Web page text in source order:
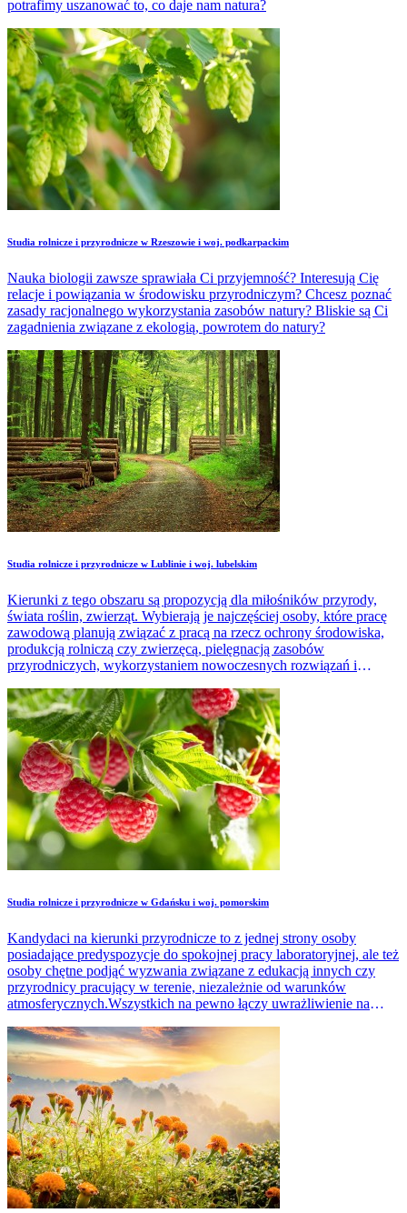
potrafimy uszanować to, co daje nam natura?
Studia rolnicze i przyrodnicze w Rzeszowie i woj. podkarpackim
Nauka biologii zawsze sprawiała Ci przyjemność? Interesują Cię
relacje i powiązania w środowisku przyrodniczym? Chcesz poznać
zasady racjonalnego wykorzystania zasobów natury? Bliskie są Ci
zagadnienia związane z ekologią, powrotem do natury?
Studia rolnicze i przyrodnicze w Lublinie i woj. lubelskim
Kierunki z tego obszaru są propozycją dla miłośników przyrody,
świata roślin, zwierząt. Wybierają je najczęściej osoby, które pracę
zawodową planują związać z pracą na rzecz ochrony środowiska,
produkcją rolniczą czy zwierzęcą, pielęgnacją zasobów
przyrodniczych, wykorzystaniem nowoczesnych rozwiązań i
Studia rolnicze i przyrodnicze w Gdańsku i woj. pomorskim
Kandydaci na kierunki przyrodnicze to z jednej strony osoby
posiadające predyspozycje do spokojnej pracy laboratoryjnej, ale też
osoby chętne podjąć wyzwania związane z edukacją innych czy
przyrodnicy pracujący w terenie, niezależnie od warunków
atmosferycznych.Wszystkich na pewno łączy uwrażliwienie na
umiejętności racjonalnego wykorzystania zasobów otaczającej nas
natury.